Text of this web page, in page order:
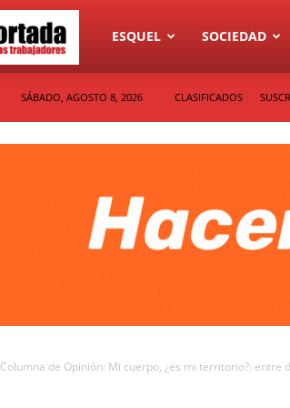
Diario
ESQUEL SOCIEDAD
SÁBADO, AGOSTO 8, 2026 CLASIFICADOS
Columna de Opinión: Mi cuerpo, ¿es mi territorio?: entre